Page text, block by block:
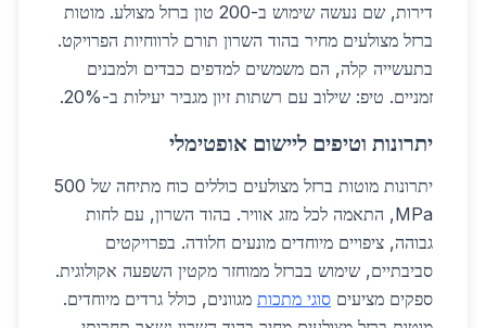
דירות, שם נעשה שימוש ב-200 טון ברזל מצולע. מוטות
ברזל מצולעים מחיר בהוד השרון תורם לרווחיות הפרויקט.
בתעשייה קלה, הם משמשים למדפים כבדים ולמבנים
זמניים. טיפ: שילוב עם רשתות זיון מגביר יעילות ב-20%.
יתרונות וטיפים ליישום אופטימלי
יתרונות מוטות ברזל מצולעים כוללים כוח מתיחה של 500
MPa, התאמה לכל מזג אוויר. בהוד השרון, עם לחות
גבוהה, ציפויים מיוחדים מונעים חלודה. בפרויקטים
סביבתיים, שימוש בברזל ממוחזר מקטין השפעה אקולוגית.
ספקים מציעים סוגי מתכות מגוונים, כולל גרדים מיוחדים.